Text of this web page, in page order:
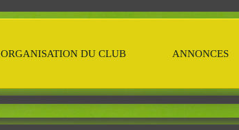
ORGANISATION DU CLUB ANNONCES